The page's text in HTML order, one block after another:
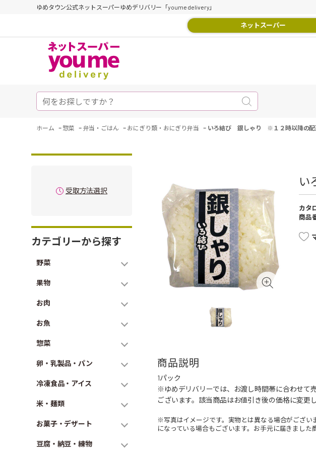
ゆめタウン公式ネットスーパーゆめデリバリー「youme delivery」
ネットスーパー
ホーム - 惣菜 - 弁当・ごはん - おにぎり類・おにぎり弁当 - いろ結び 銀しゃり ※１２時以降の配
受取方法選択
カテゴリーから探す
野菜
果物
お肉
お魚
惣菜
卵・乳製品・パン
冷凍食品・アイス
米・麺類
お菓子・デザート
豆腐・納豆・練物
い
カタ
商品
商品説明
1パック
※ゆめデリバリーでは、お渡し時間帯に合わせて
ございます。該当商品はお値引き後の価格に変更
※写真はイメージです。実物とは異なる場合がござ
になっている場合もございます。お手元に届きました